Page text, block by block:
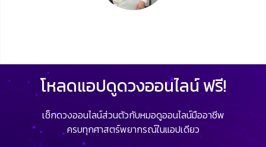
โหลดแอปดูดวงออนไลน์ ฟรี!
เช็กดวงออนไลน์ส่วนตัวกับหมอดูออนไลน์มืออาชีพ
ครบทุกศาสตร์พยากรณ์ในแอปเดียว